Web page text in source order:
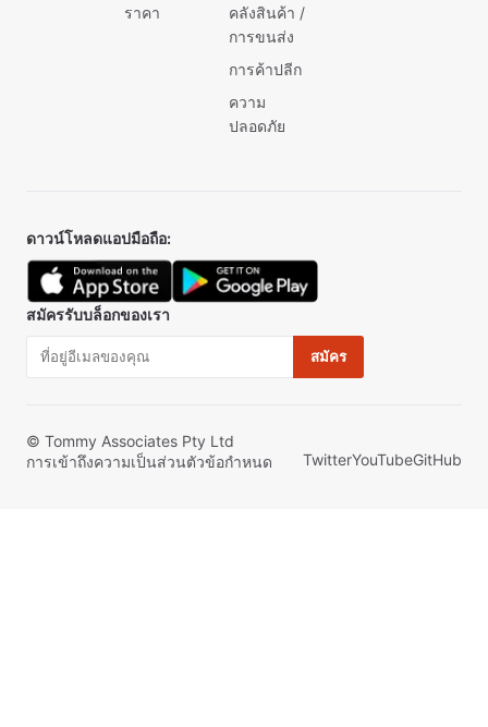
ราคา
คลังสินค้า /
การขนส่ง
การค้าปลีก
ความ
ปลอดภัย
ดาวน์โหลดแอปมือถือ:
สมัครรับบล็อกของเรา
สมัคร
© Tommy Associates Pty Ltd
การเข้าถึงความเป็นส่วนตัวข้อกำหนด TwitterYouTubeGitHub